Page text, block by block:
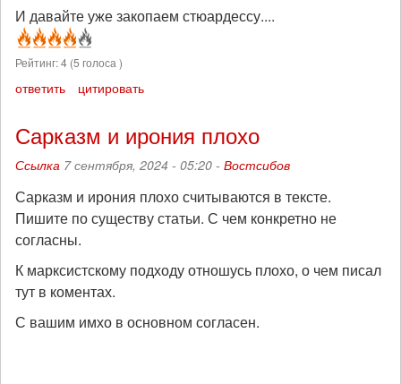
И давайте уже закопаем стюардессу....
Рейтинг:4 (5 голоса )
ответить цитировать
Сарказм и ирония плохо
Ссылка 7 сентября, 2024 - 05:20 - Востсибов
Сарказм и ирония плохо считываются в тексте.
Пишите по существу статьи. С чем конкретно не
согласны.
К марксистскому подходу отношусь плохо, о чем писал
тут в коментах.
С вашим имхо в основном согласен.